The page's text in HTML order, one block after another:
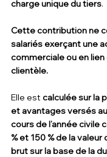
charge unique du tiers.
Cette contribution ne
salariés exerçant une
commerciale ou en
clientèle.
Elle est calculée sur la
et avantages versés
cours de l’année civile
% et 150 % de la valeur
brut sur la base de la